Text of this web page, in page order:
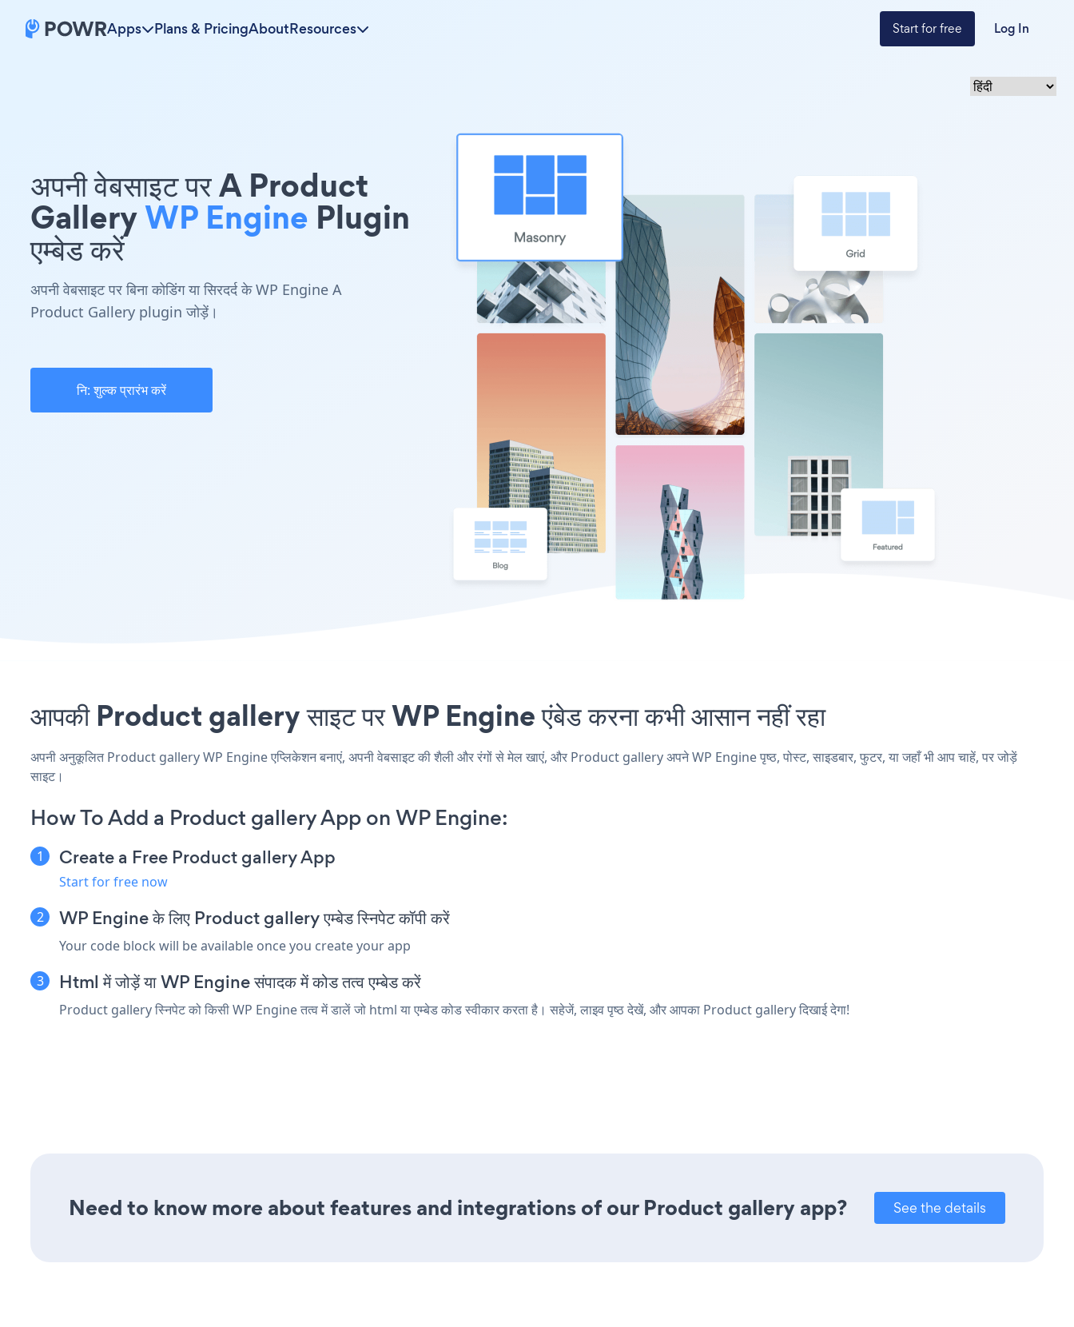
Apps Plans & PricingAboutResources Start for free Log In
अपनी वेबसाइट पर A Product
GalleryWP Engine Plugin
एम्बेड करें
अपनी वेबसाइट पर बिना कोडिंग या सिरदर्द के WP Engine A
Product Gallery plugin जोड़ें।
नि: शुल्क प्रारंभ करें
आपकी Product gallery साइट पर WP Engine एंबेड करना कभी आसान नहीं रहा
अपनी अनुकूलित Product gallery WP Engine एप्लिकेशन बनाएं, अपनी वेबसाइट की शैली और रंगों से मेल खाएं, और Product gallery अपने WP Engine पृष्ठ, पोस्ट, साइडबार, फुटर, या जहाँ भी आप चाहें, पर जोड़ें
साइट।
How To Add a Product gallery App on WP Engine:
Create a Free Product gallery App
Start for free now
WP Engine के लिए Product gallery एम्बेड स्निपेट कॉपी करें
Your code block will be available once you create your app
Html में जोड़ें या WP Engine संपादक में कोड तत्व एम्बेड करें
Product gallery स्निपेट को किसी WP Engine तत्व में डालें जो html या एम्बेड कोड स्वीकार करता है। सहेजें, लाइव पृष्ठ देखें, और आपका Product gallery दिखाई देगा!
Need to know more about features and integrations of our Product gallery app? See the details